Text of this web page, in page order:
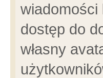
wiadomości
dostęp do
własny